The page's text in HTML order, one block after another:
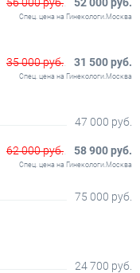
Спец. цена на Гинекологи.Москва
35 000 руб. 31 500 руб.
Спец. цена на Гинекологи.Москва
47 000 руб.
62 000 руб. 58 900 руб.
Спец. цена на Гинекологи.Москва
75 000 руб.
24 700 руб.